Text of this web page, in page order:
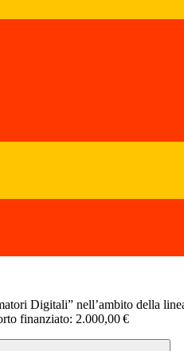
Digitali” nell’ambito della
finanziato: 2.000,00 €